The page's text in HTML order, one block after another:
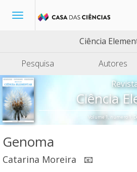
Toggle
Ciência
Pesquisa
Autores
Ciência
Volume 1, número 1,
Genoma
Catarina Moreira 📧